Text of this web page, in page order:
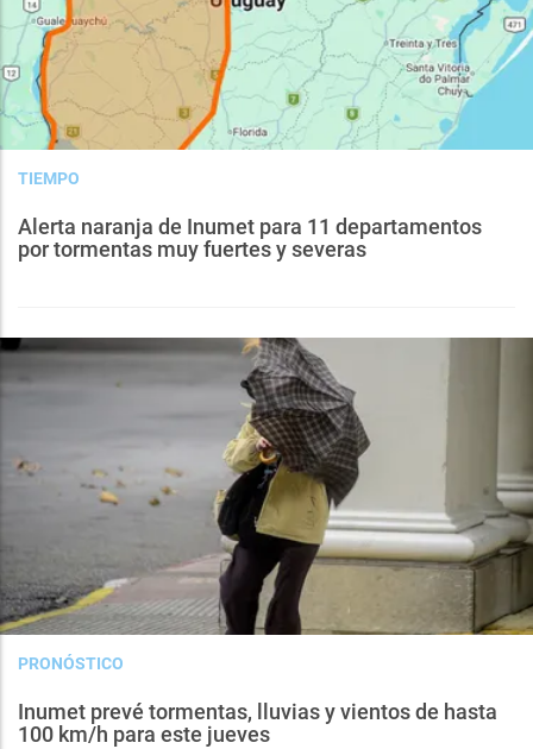
TIEMPO
Alerta naranja de Inumet para 11 departamentos
por tormentas muy fuertes y severas
PRONÓSTICO
Inumet prevé tormentas, lluvias y vientos de hasta
100 km/h para este jueves